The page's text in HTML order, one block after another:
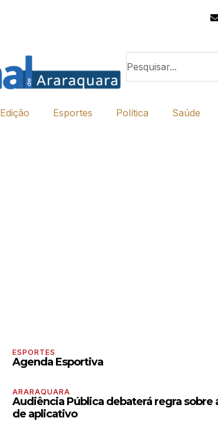
Edição Esportes Política Saúde
ESPORTES
Agenda Esportiva
ARARAQUARA
Audiência Pública debaterá regra sobre
de aplicativo